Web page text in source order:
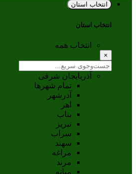
انتخاب استان
انتخاب استان
انتخاب همه
×
آذربایجان شرقی
تمام شهر‌ها
آذرشهر
اهر
بناب
تبريز
سراب
سهند
مراغه
مرند
ميانه